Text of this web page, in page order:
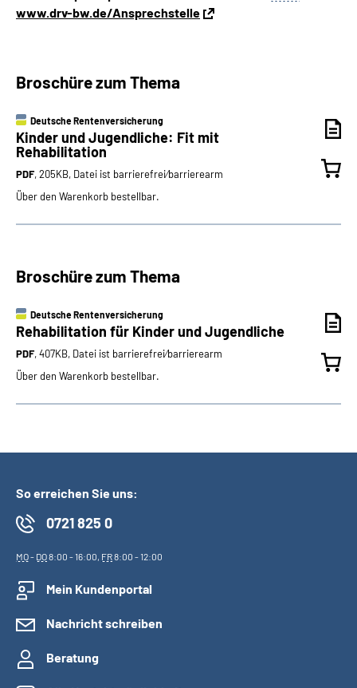
www.drv-bw.de/Ansprechstelle
Broschüre zum Thema
Deutsche Rentenversicherung
Kinder und Jugendliche: Fit mit
Rehabilitation
PDF, 205KB, Datei ist barrierefrei⁄barrierearm
Über den Warenkorb bestellbar.
Broschüre zum Thema
Deutsche Rentenversicherung
Rehabilitation für Kinder und Jugendliche
PDF, 407KB, Datei ist barrierefrei⁄barrierearm
Über den Warenkorb bestellbar.
So erreichen Sie uns:
0721 825 0
MO- DO8:00 - 16:00, FR8:00 - 12:00
Mein Kundenportal
Nachricht schreiben
Beratung